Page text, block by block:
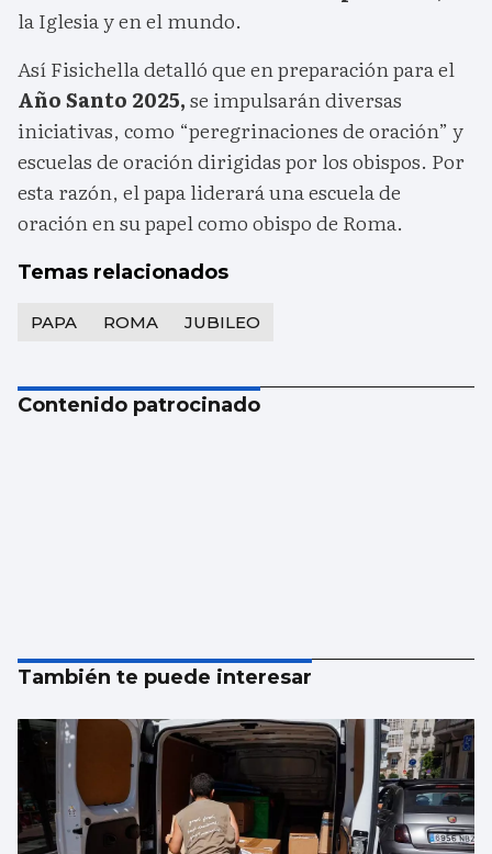
la Iglesia y en el mundo.
Así Fisichella detalló que en preparación para el
Año Santo 2025,se impulsarán diversas
iniciativas, como “peregrinaciones de oración” y
escuelas de oración dirigidas por los obispos. Por
esta razón, el papa liderará una escuela de
oración en su papel como obispo de Roma.
Temas relacionados
PAPA ROMA JUBILEO
Contenido patrocinado
También te puede interesar